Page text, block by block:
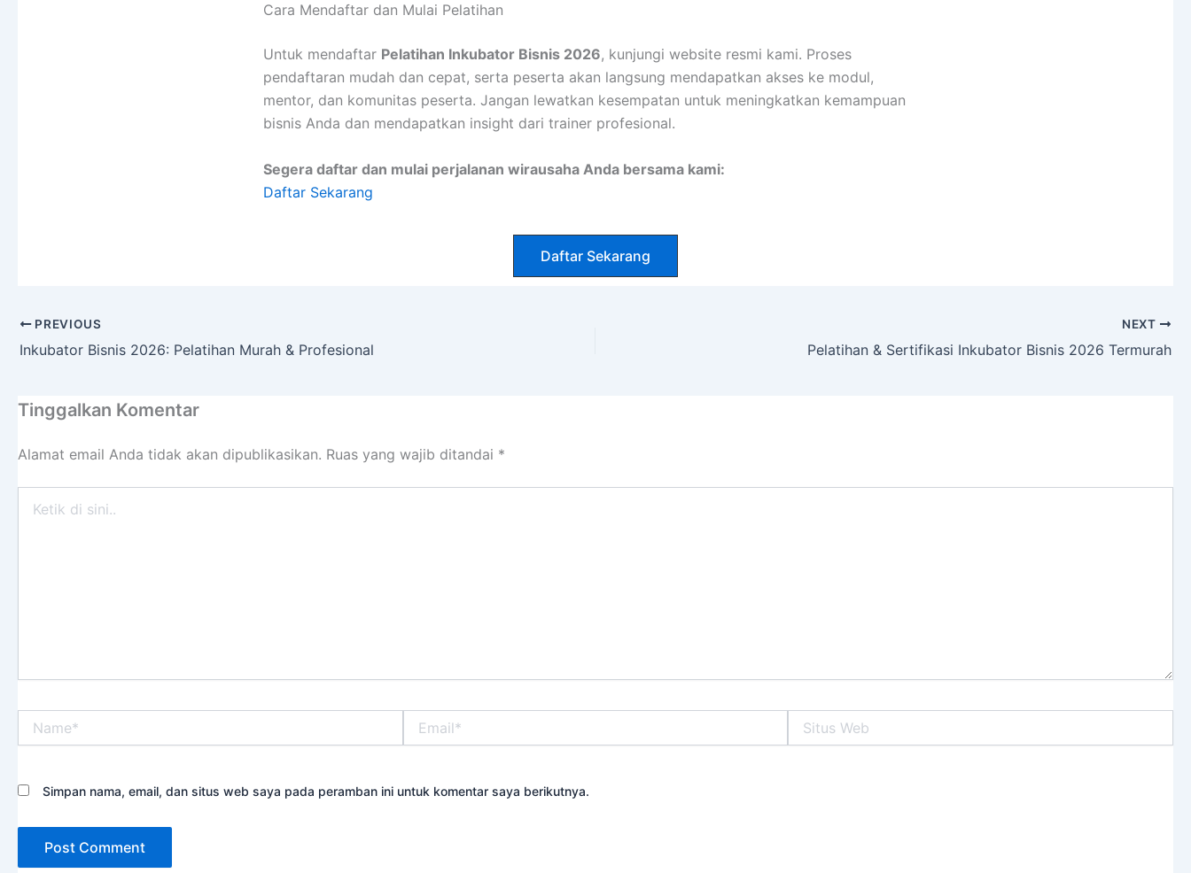
Cara Mendaftar dan Mulai Pelatihan
Untuk mendaftar Pelatihan Inkubator Bisnis 2026, kunjungi website resmi kami. Proses
pendaftaran mudah dan cepat, serta peserta akan langsung mendapatkan akses ke modul,
mentor, dan komunitas peserta. Jangan lewatkan kesempatan untuk meningkatkan kemampuan
bisnis Anda dan mendapatkan insight dari trainer profesional.
Segera daftar dan mulai perjalanan wirausaha Anda bersama kami:
Daftar Sekarang
Daftar Sekarang
PREVIOUS
Inkubator Bisnis 2026: Pelatihan Murah & Profesional
NEXT
Pelatihan & Sertifikasi Inkubator Bisnis 2026 Termurah
Tinggalkan Komentar
Alamat email Anda tidak akan dipublikasikan. Ruas yang wajib ditandai *
Web
Simpan nama, email, dan situs web saya pada peramban ini untuk komentar saya berikutnya.